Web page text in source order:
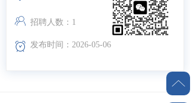
ꁘ 招聘人数：1
ꀵ 发布时间：2026-05-06
ꂁ